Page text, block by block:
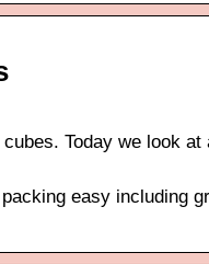
Today we look at
easy including